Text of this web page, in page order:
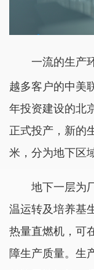
一流的生产
越多客户的中美
年投资建设的北
正式投产，新的
米，分为地下区
地下一层为
温运转及培养基
热量直燃机，可
障生产质量。生